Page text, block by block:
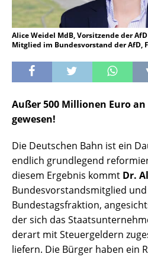
Alice Weidel MdB, Vorsitzende der
Mitglied im Bundesvorstand der AfD,
Außer 500 Millionen Euro
gewesen!
Die Deutschen Bahn ist ein
endlich grundlegend
diesem Ergebnis kommt Dr.
Bundesvorstandsmitglied
Bundestagsfraktion,
der sich das
derart mit Steuergeldern
liefern. Die Bürger haben ein